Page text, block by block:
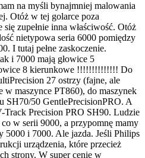
na myśli bynajmniej malowania
Otóż w tej golarce poza
zupełnie inna właściwość. Otóż
nietypowa seria 6000 pomiędzy
I tutaj pełne zaskoczenie.
i 7000 mają głowice 5
8 kierunkowe !!!!!!!!!!!!!! Do
27 ostrzy (fajne, ale
w maszynce PT860), do maszynek
SH70/50 GentlePrecisionPRO. A
Track Precision PRO SH90. Ludzie
w serii 9000, a przypomnę mamy
5000 i 7000. Ale jazda. Jeśli Philips
urządzenia, które przecież
strony. W super cenie w